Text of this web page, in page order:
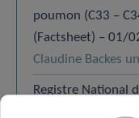
poumon (C33 –
(Factsheet) – 01/
Claudine Backes
Registre National